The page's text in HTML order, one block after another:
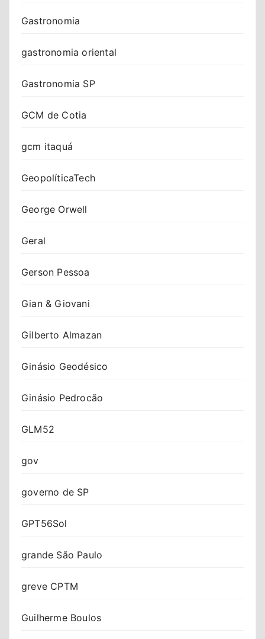
Gastronomia
gastronomia oriental
Gastronomia SP
GCM de Cotia
gcm itaquá
GeopolíticaTech
George Orwell
Geral
Gerson Pessoa
Gian & Giovani
Gilberto Almazan
Ginásio Geodésico
Ginásio Pedrocão
GLM52
gov
governo de SP
GPT56Sol
grande São Paulo
greve CPTM
Guilherme Boulos